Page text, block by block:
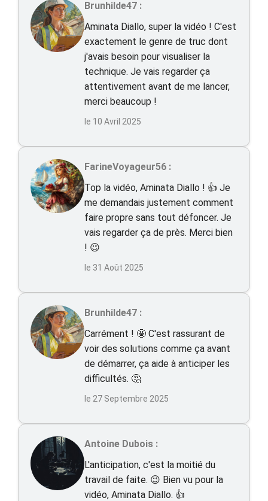
Brunhilde47 :
Aminata Diallo, super la vidéo ! C'est
exactement le genre de truc dont
j'avais besoin pour visualiser la
technique. Je vais regarder ça
attentivement avant de me lancer,
merci beaucoup !
le 10 Avril 2025
FarineVoyageur56 :
Top la vidéo, Aminata Diallo ! 👍 Je
me demandais justement comment
faire propre sans tout défoncer. Je
vais regarder ça de près. Merci bien
! 😉
le 31 Août 2025
Brunhilde47 :
Carrément ! 🤩 C'est rassurant de
voir des solutions comme ça avant
de démarrer, ça aide à anticiper les
difficultés. 🤔
le 27 Septembre 2025
Antoine Dubois :
L'anticipation, c'est la moitié du
travail de faite. 😉 Bien vu pour la
vidéo, Aminata Diallo. 👍